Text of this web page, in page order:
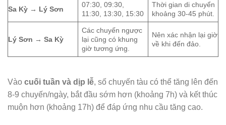
Sa Kỳ → Lý Sơn
07:30, 09:30,
11:30, 13:30, 15:30
Thời gian di chuyển
khoảng 30-45 phút.
Lý Sơn → Sa Kỳ
Các chuyến ngược
lại cũng có khung
giờ tương ứng.
Nên xác nhận lại giờ
về khi đến đảo.
Vào cuối tuần và dịp lễ, số chuyến tàu có thể tăng lên đến
8-9 chuyến/ngày, bắt đầu sớm hơn (khoảng 7h) và kết thúc
muộn hơn (khoảng 17h) để đáp ứng nhu cầu tăng cao.